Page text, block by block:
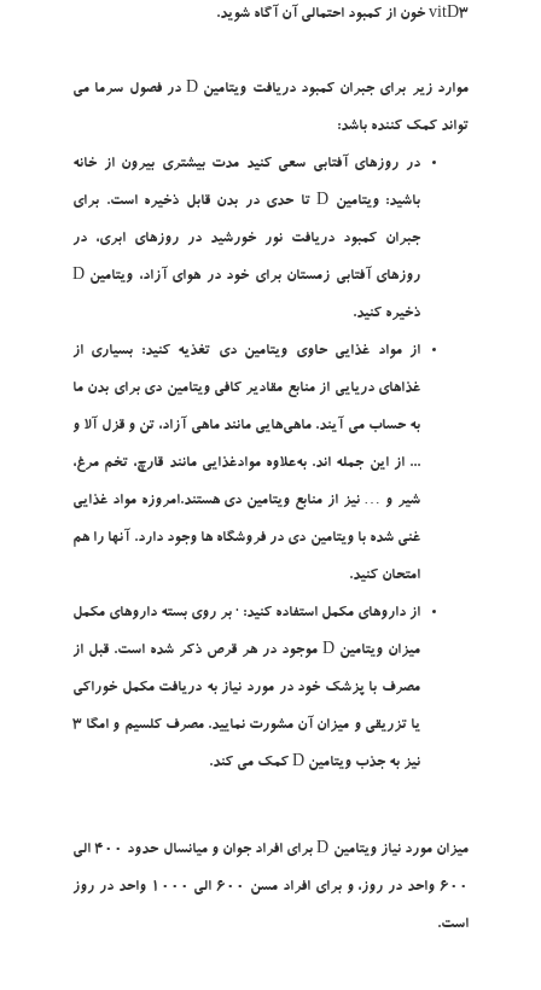
vitD3 خون از کمبود احتمالي آن آگاه شويد.
موارد زير براي جبران کمبود دريافت ويتامين D در فصول سرما مي
تواند کمک کننده باشد:
در روزهاي آفتابي سعي کنيد مدت بيشتري بيرون از خانه
باشيد: ويتامين D تا حدي در بدن قابل ذخيره است. براي
جبران کمبود دريافت نور خورشيد در روزهاي ابري، در
روزهاي آفتابي زمستان براي خود در هواي آزاد، ويتامين D
ذخيره کنيد.
از مواد غذايي حاوي ويتامين دي تغذيه کنيد: بسياري از
غذاهاي دريايي از منابع مقادير کافي ويتامين دي براي بدن ما
به حساب مي ‌آيند. ماهي‌هايي مانند ماهي آزاد، تن و قزل آلا و
... از اين جمله ‌اند. به‌علاوه موادغذايي مانند قارچ، تخم مرغ،
شير و … نيز از منابع ويتامين دي هستند.امروزه مواد غذايي
غني شده با ويتامين دي در فروشگاه ها وجود دارد. آنها را هم
امتحان کنيد.
از داروهاي مکمل استفاده کنيد: · بر روي بسته داروهاي مکمل
ميزان ويتامين D موجود در هر قرص ذکر شده است. قبل از
مصرف با پزشک خود در مورد نياز به دريافت مکمل خوراکي
يا تزريقي و ميزان آن مشورت نماييد. مصرف کلسيم و امگا 3
نيز به جذب ويتامين D کمک مي کند.
ميزان مورد نياز ويتامين D براي افراد جوان و ميانسال حدود 400 الي
600 واحد در روز، و براي افراد مسن 600 الي 1000 واحد در روز
است.